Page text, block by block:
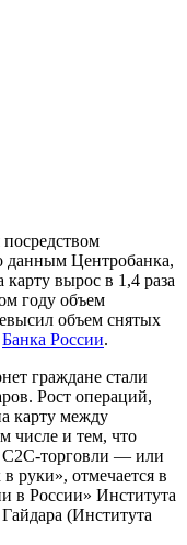
посредством
данным Центробанка,
вырос в 1,4 раза
году объем
объем снятых
Банка России.
граждане стали
Рост операций,
карту между
числе и тем, что
С2С-торговли — или
руки», отмечается в
в России» Института
(Института